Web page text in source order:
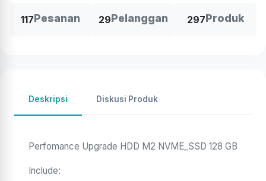
117Pesanan 29Pelanggan 297Produk
Deskripsi Diskusi Produk
Perfomance Upgrade HDD M2 NVME_SSD 128 GB
Include: